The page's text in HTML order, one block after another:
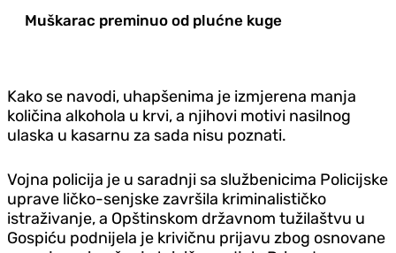
Muškarac preminuo od plućne kuge
Kako se navodi, uhapšenima je izmjerena manja
količina alkohola u krvi, a njihovi motivi nasilnog
ulaska u kasarnu za sada nisu poznati.
Vojna policija je u saradnji sa službenicima Policijske
uprave ličko-senjske završila kriminalističko
istraživanje, a Opštinskom državnom tužilaštvu u
Gospiću podnijela je krivičnu prijavu zbog osnovane